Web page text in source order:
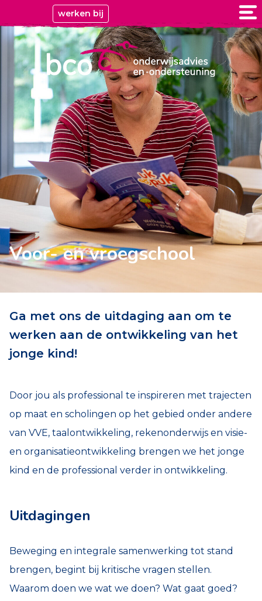
werken bij
Voor- en vroegschool
Ga met ons de uitdaging aan om te
werken aan de ontwikkeling van het
jonge kind!
Door jou als professional te inspireren met trajecten
op maat en scholingen op het gebied onder andere
van VVE, taalontwikkeling, rekenonderwijs en visie-
en organisatieontwikkeling brengen we het jonge
kind en de professional verder in ontwikkeling.
Uitdagingen
Beweging en integrale samenwerking tot stand
brengen, begint bij kritische vragen stellen.
Waarom doen we wat we doen? Wat gaat goed?